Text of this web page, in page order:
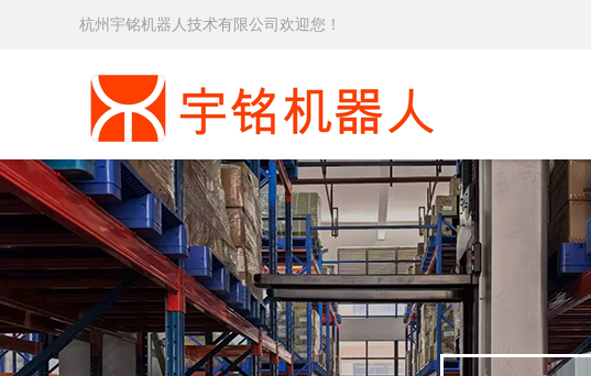
杭州宇铭机器人技术有限公司欢迎您！